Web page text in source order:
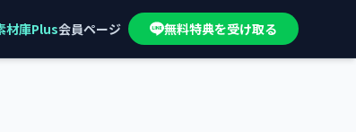
材庫Plus会員ページ 無料特典を受け取る